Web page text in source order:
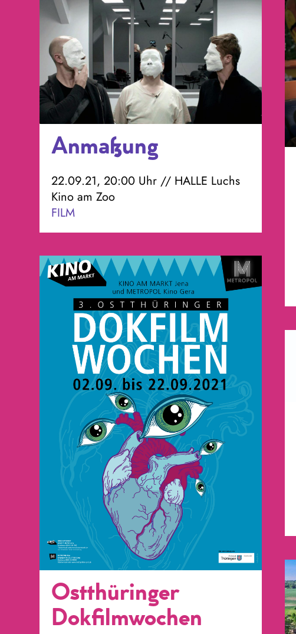
Anmaßung
22.09.21, 20:00 Uhr // HALLE Luchs
Kino am Zoo
FILM
Ostthüringer
Dokfilmwochen